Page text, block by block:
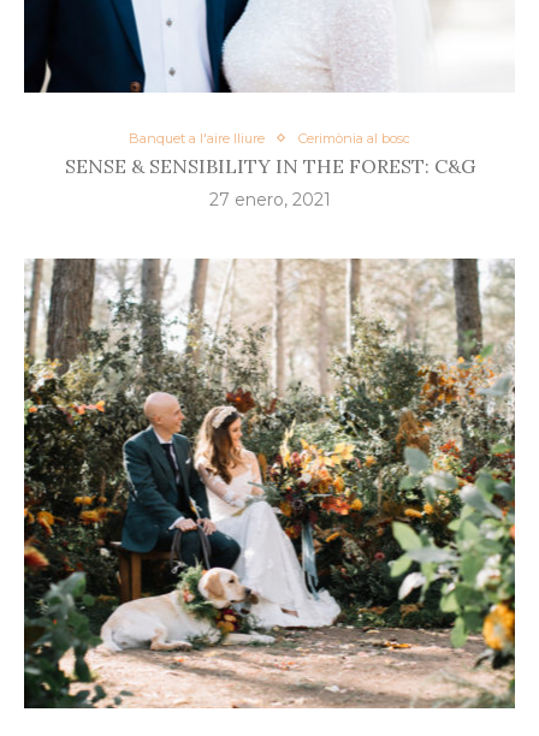
Banquet a l'aire lliure Cerimònia al bosc
SENSE & SENSIBILITY IN THE FOREST: C&G
27 enero, 2021